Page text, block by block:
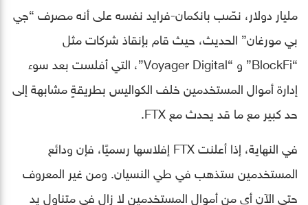
مليار دولار، نصّب بانكمان-فرايد نفسه على أنه مصرف “جي
بي مورغان” الحديث، حيث قام بإنقاذ شركات مثل
“BlockFi” و “Voyager Digital”، التي أفلست بعد سوء
إدارة أموال المستخدمين خلف الكواليس بطريقةٍ مشابهة إلى
حد كبير مع ما قد يحدث مع FTX.
في النهاية، إذا أعلنت FTX إفلاسها رسميًا، فإن ودائع
المستخدمين ستذهب في طي النسيان. ومن غير المعروف
حتى الآن أي من أموال المستخدمين لا زال في متناول يد